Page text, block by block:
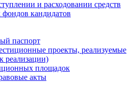
и расходовании средств
фондов кандидатов
паспорт
проекты, реализуемые
реализации)
площадок
акты